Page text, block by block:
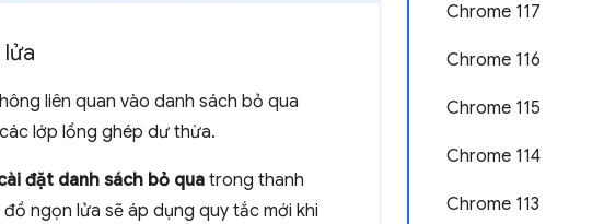
Chrome 117
Chrome 116
Chrome 115
Chrome 114
Chrome 113
liên quan vào danh sách bỏ qua
lớp lồng ghép dư thừa.
đặt danh sách bỏ qua trong thanh
ngọn lửa sẽ áp dụng quy tắc mới khi